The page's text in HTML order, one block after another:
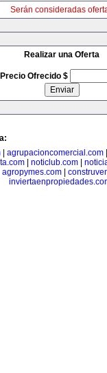
Serán consideradas
Realizar una Oferta
Precio Ofrecido $
| agrupacioncomercial.com|
| noticlub.com|
agropymes.com